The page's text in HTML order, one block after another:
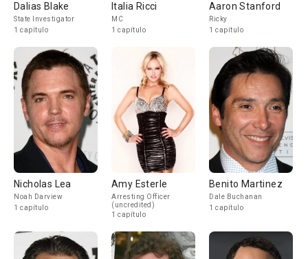
Dalias Blake
State Investigator
1 capítulo
Italia Ricci
MC
1 capítulo
Aaron Stanford
Ricky
1 capítulo
Nicholas Lea
Noah Darview
1 capítulo
Amy Esterle
Arresting Officer
(uncredited)
1 capítulo
Benito Martinez
Dale Buchanan
1 capítulo